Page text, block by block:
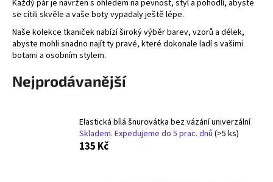
Každý pár je navržen s ohledem na pevnost, styl a pohodlí, abyste
se cítili skvěle a vaše boty vypadaly ještě lépe.
Naše kolekce tkaniček nabízí široký výběr barev, vzorů a délek,
abyste mohli snadno najít ty pravé, které dokonale ladí s vašimi
botami a osobním stylem.
Nejprodávanější
Elastická bílá šnurovátka bez vázání univerzální
Skladem. Expedujeme do 5 prac. dnů (>5 ks)
135 Kč
j
e
t
e
a